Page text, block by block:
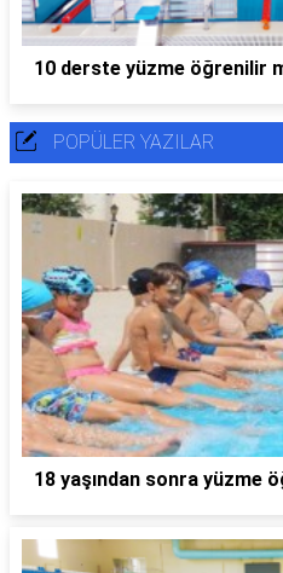
10 derste yüzme öğrenilir
POPÜLER YAZILAR
18 yaşından sonra yüzme